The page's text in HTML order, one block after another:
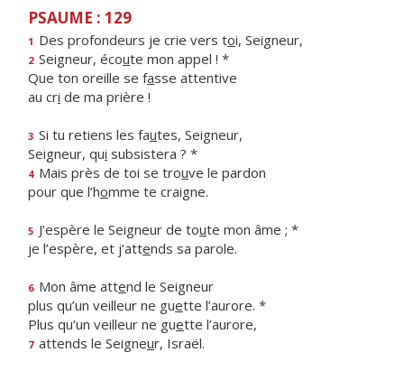
PSAUME : 129
1 Des profondeurs je crie vers toi, Seigneur,
2 Seigneur, écoute mon appel ! *
Que ton oreille se fasse attentive
au cri de ma prière !
3 Si tu retiens les fautes, Seigneur,
Seigneur, qui subsistera ? *
4 Mais près de toi se trouve le pardon
pour que l’homme te craigne.
5 J’espère le Seigneur de toute mon âme ; *
je l’espère, et j’attends sa parole.
6 Mon âme attend le Seigneur
plus qu’un veilleur ne guette l’aurore. *
Plus qu’un veilleur ne guette l’aurore,
7 attends le Seigneur, Israël.